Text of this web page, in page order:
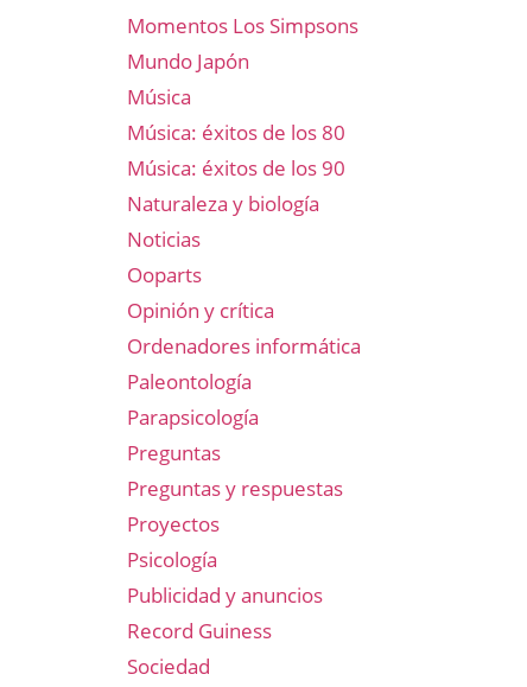
Momentos Los Simpsons
Mundo Japón
Música
Música: éxitos de los 80
Música: éxitos de los 90
Naturaleza y biología
Noticias
Ooparts
Opinión y crítica
Ordenadores informática
Paleontología
Parapsicología
Preguntas
Preguntas y respuestas
Proyectos
Psicología
Publicidad y anuncios
Record Guiness
Sociedad